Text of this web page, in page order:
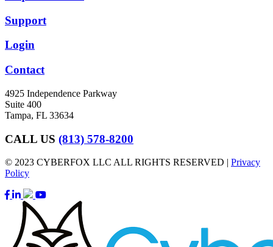
Support
Login
Contact
4925 Independence Parkway
Suite 400
Tampa, FL 33634
CALL US (813) 578-8200
© 2023 CYBERFOX LLC ALL RIGHTS RESERVED | Privacy
Policy